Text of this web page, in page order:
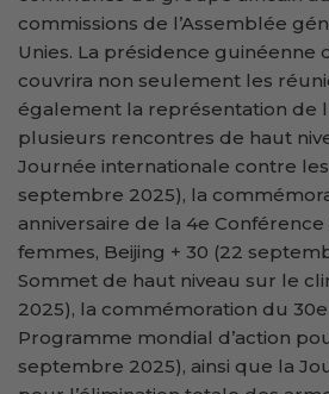
commissions de l’Assemblée
Unies. La présidence guinéenne
couvrira non seulement les
également la représentation de
plusieurs rencontres de haut
Journée internationale contre
septembre 2025), la
anniversaire de la 4e
femmes, Beijing + 30 (22
Sommet de haut niveau sur le
2025), la commémoration du
Programme mondial d’action
septembre 2025), ainsi que la